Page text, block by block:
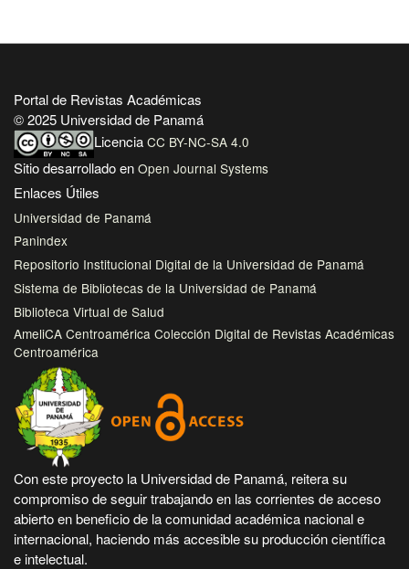
Portal de Revistas Académicas
© 2025 Universidad de Panamá
Licencia CC BY-NC-SA 4.0
Sitio desarrollado en Open Journal Systems
Enlaces Útiles
Universidad de Panamá
Panindex
Repositorio Institucional Digital de la Universidad de Panamá
Sistema de Bibliotecas de la Universidad de Panamá
Biblioteca Virtual de Salud
AmeliCA Centroamérica Colección Digital de Revistas Académicas
Centroamérica
Con este proyecto la Universidad de Panamá, reitera su
compromiso de seguir trabajando en las corrientes de acceso
abierto en beneficio de la comunidad académica nacional e
internacional, haciendo más accesible su producción científica
e intelectual.